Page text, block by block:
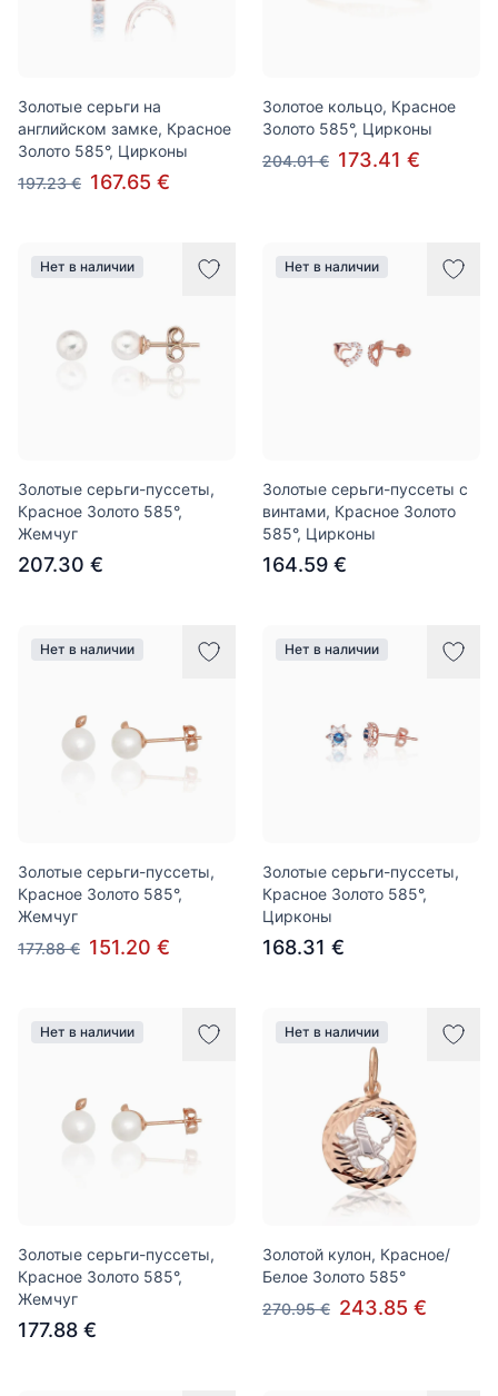
Золотые серьги на
английском замке, Красное
Золото 585°, Цирконы
197.23 € 167.65 €
Золотое кольцо, Красное
Золото 585°, Цирконы
204.01 € 173.41 €
Нет в наличии
Золотые серьги-пуссеты,
Красное Золото 585°,
Жемчуг
207.30 €
Нет в наличии
Золотые серьги-пуссеты с
винтами, Красное Золото
585°, Цирконы
164.59 €
Нет в наличии
Золотые серьги-пуссеты,
Красное Золото 585°,
Жемчуг
177.88 € 151.20 €
Нет в наличии
Золотые серьги-пуссеты,
Красное Золото 585°,
Цирконы
168.31 €
Нет в наличии
Золотые серьги-пуссеты,
Красное Золото 585°,
Жемчуг
177.88 €
Нет в наличии
Золотой кулон, Красное/
Белое Золото 585°
270.95 € 243.85 €